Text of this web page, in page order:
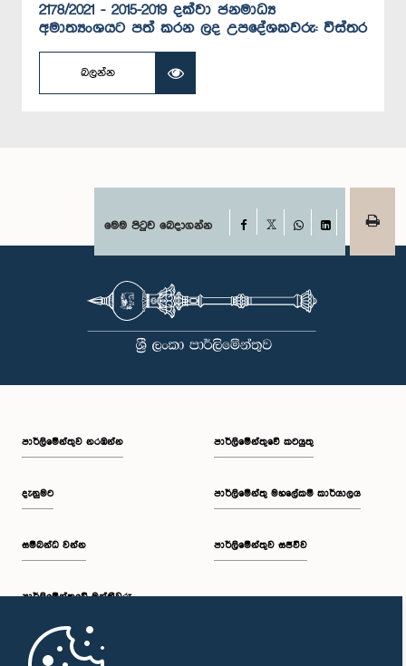
2178/2021 - 2015-2019 දක්වා ජනමාධ්‍ය
අමාත්‍යංශයට පත් කරන ලද උපදේශකවරු: විස්තර
බලන්න
මෙම පිටුව බෙදාගන්න Facebook
පාර්ලි‌මේන්තුව නරඹන්න
දැනුමට
සම්බන්ධ වන්න
පාර්ලි‌මේන්තුවේ මන්ත්‍රීවරු
මුල් පිටුව
පාර්ලිමේන්තුවේ කටයුතු
පාර්ලිමේන්තු මහලේකම් කාර්යාලය
පාර්ලිමේන්තුව සජීවීව